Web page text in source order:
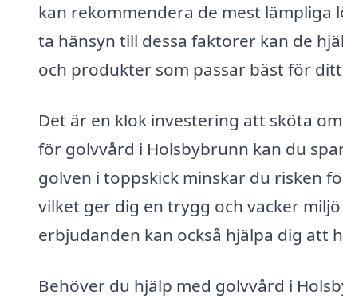
kan rekommendera de mest
ta hänsyn till dessa faktorer kan de
och produkter som passar bäst för
Det är en klok investering att sköta
för golvvård i Holsbybrunn kan du
golven i toppskick minskar du risken
vilket ger dig en trygg och vacker
erbjudanden kan också hjälpa dig
Behöver du hjälp med golvvård i